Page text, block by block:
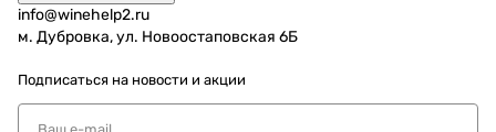
info@winehelp2.ru
м. Дубровка, ул. Новоостаповская 6Б
Подписаться на новости и акции